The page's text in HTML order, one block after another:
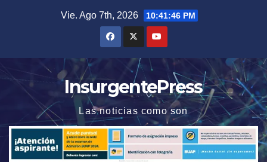
Vie. Ago 7th, 2026 10:41:47 PM
InsurgentePress
Las noticias como son